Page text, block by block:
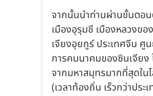
จากนั้นนำท่านผ่านขั้นตอน
เมืองอุรุมชี เมืองหลวงข
เจียงอุยกูร์ ประเทศจีน ศู
การคมนาคมของซินเจียง
จากมหาสมุทรมากที่สุดใน
(เวลาท้องถิ่น เร็วกว่าประ